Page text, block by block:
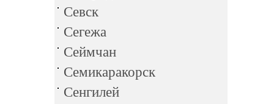
Севск
Сегежа
Сеймчан
Семикаракорск
Сенгилей